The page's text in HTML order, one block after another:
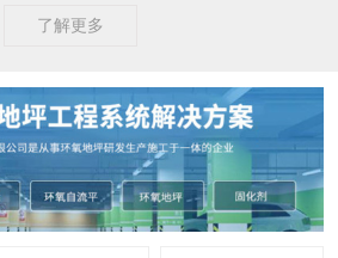
了解更多